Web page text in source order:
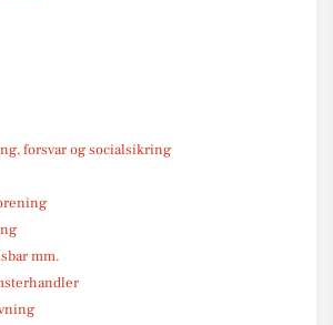
forsvar og socialsikring
mm.